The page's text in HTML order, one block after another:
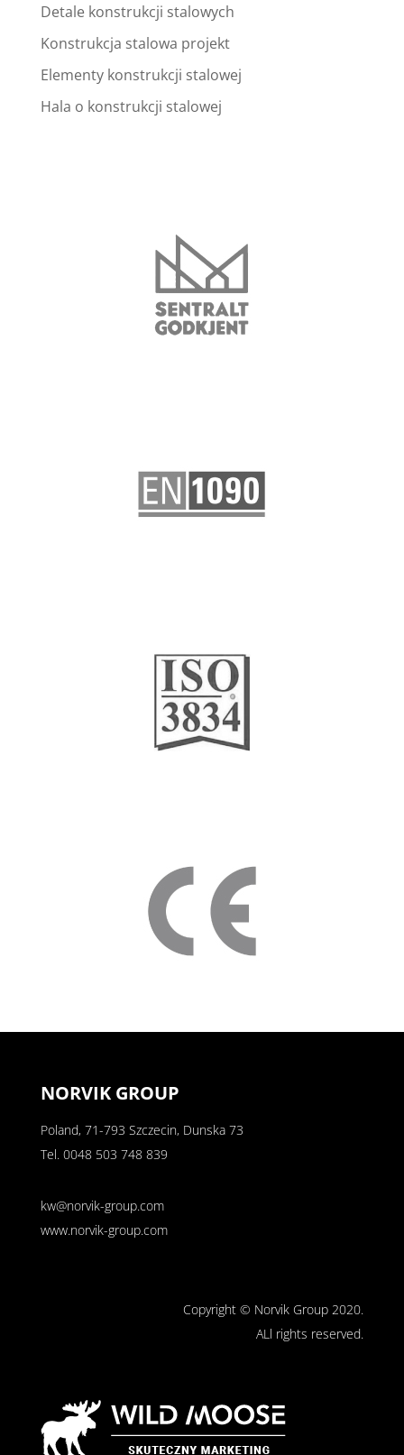
Detale konstrukcji stalowych
Konstrukcja stalowa projekt
Elementy konstrukcji stalowej
Hala o konstrukcji stalowej
NORVIK GROUP
Poland, 71-793 Szczecin, Dunska 73
Tel. 0048 503 748 839
kw@norvik-group.com
www.norvik-group.com
Copyright © Norvik Group 2020.
ALl rights reserved.